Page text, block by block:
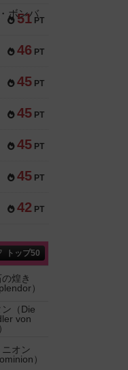
51 PT
46 PT
45 PT
45 PT
45 PT
45 PT
42 PT
トップ50